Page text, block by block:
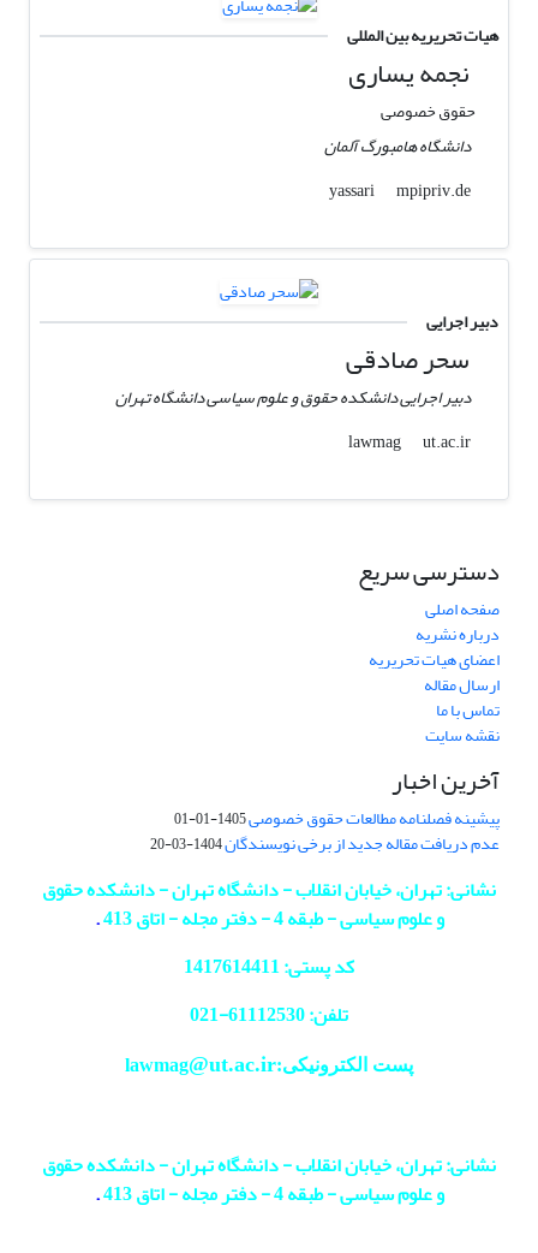
هیات تحریریه بین المللی
نجمه یساری
حقوق خصوصی
دانشگاه هامبورگ آلمان
yassari
mpipriv.de
دبیر اجرایی
سحر صادقی
دبیر اجرایی دانشکده حقوق و علوم سیاسی دانشگاه تهران
lawmag
ut.ac.ir
دسترسی سریع
صفحه اصلی
درباره نشریه
اعضای هیات تحریریه
ارسال مقاله
تماس با ما
نقشه سایت
آخرین اخبار
پیشینه فصلنامه مطالعات حقوق خصوصی1405-01-01
عدم دریافت مقاله جدید از برخی نویسندگان1404-03-20
نشانی: تهران، خیابان انقلاب - دانشگاه تهران - دانشکده حقوق
و علوم سیاسی - طبقه 4 - دفتر مجله - اتاق 413
.
کد پستی: 1417614411
تلفن: 61112530-
021
پست الکترونیکی:lawmag@ut.ac.ir
نشانی: تهران، خیابان انقلاب - دانشگاه تهران - دانشکده حقوق
و علوم سیاسی - طبقه 4 - دفتر مجله - اتاق 413
.